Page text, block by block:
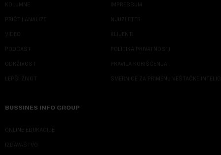
KOLUMNE
PRIČE I ANALIZE
VIDEO
PODCAST
ODRŽIVOST
LEPŠI ŽIVOT
IMPRESSUM
NJUZLETER
KLIJENTI
POLITIKA PRIVATNOSTI
PRAVILA KORIŠĆENJA
SMERNICE ZA PRIMENU VEŠTAČKE
BUSSINES INFO GROUP
ONLINE EDUKACIJE
IZDAVAŠTVO